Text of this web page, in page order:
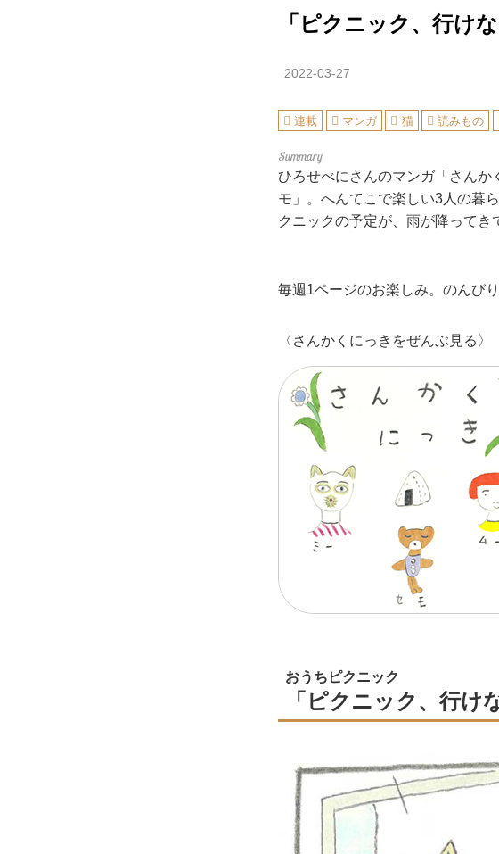
「ピクニック、行け
2022-03-27
連載 マンガ 猫 読みもの
ひろせべにさんのマンガ「さん
モ」。へんてこで楽しい3人の暮
クニックの予定が、雨が降って
毎週1ページのお楽しみ。のんびり
〈さんかくにっきをぜんぶ見る〉
おうちピクニック
「ピクニック、行け